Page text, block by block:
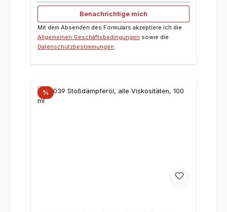
Benachrichtige mich
Mit dem Absenden des Formulars akzeptiere ich die
Allgemeinen Geschäftsbedingungen sowie die
Datenschutzbestimmungen.
%